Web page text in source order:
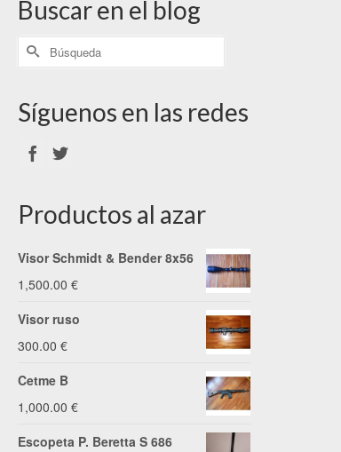
Buscar en el blog
Síguenos en las redes
Productos al azar
Visor Schmidt & Bender 8x56
1,500.00 €
Visor ruso
300.00 €
Cetme B
1,000.00 €
Escopeta P. Beretta S 686